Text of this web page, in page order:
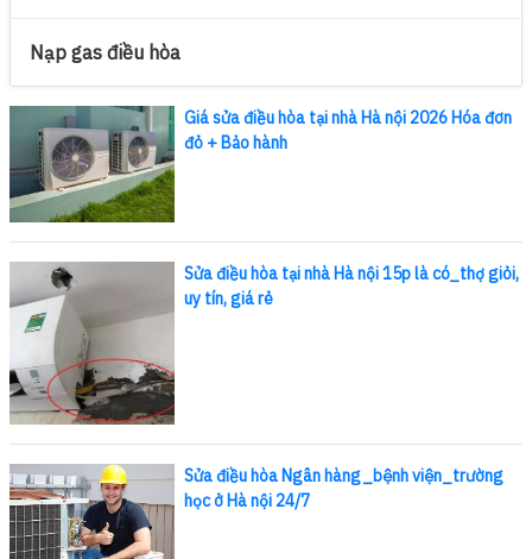
Nạp gas điều hòa
Giá sửa điều hòa tại nhà Hà nội 2026 Hóa đơn
đỏ + Bảo hành
Sửa điều hòa tại nhà Hà nội 15p là có_thợ giỏi,
uy tín, giá rẻ
Sửa điều hòa Ngân hàng_bệnh viện_trường
học ở Hà nội 24/7